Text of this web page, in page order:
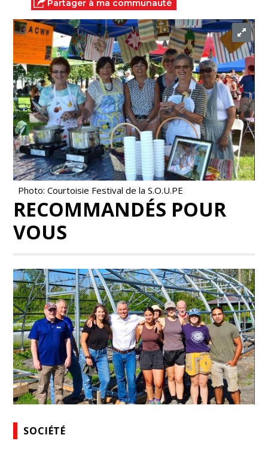
Partager à ma communauté
Photo: Courtoisie Festival de la S.O.U.PE
RECOMMANDÉS POUR
VOUS
SOCIÉTÉ